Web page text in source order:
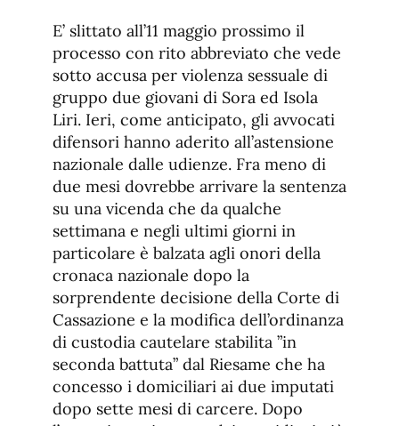
fuente
de
fuente.
E’ slittato all’11 maggio prossimo il
processo con rito abbreviato che vede
sotto accusa per violenza sessuale di
gruppo due giovani di Sora ed Isola
Liri. Ieri, come anticipato, gli avvocati
difensori hanno aderito all’astensione
nazionale dalle udienze. Fra meno di
due mesi dovrebbe arrivare la sentenza
su una vicenda che da qualche
settimana e negli ultimi giorni in
particolare è balzata agli onori della
cronaca nazionale dopo la
sorprendente decisione della Corte di
Cassazione e la modifica dell’ordinanza
di custodia cautelare stabilita ”in
seconda battuta” dal Riesame che ha
concesso i domiciliari ai due imputati
dopo sette mesi di carcere. Dopo